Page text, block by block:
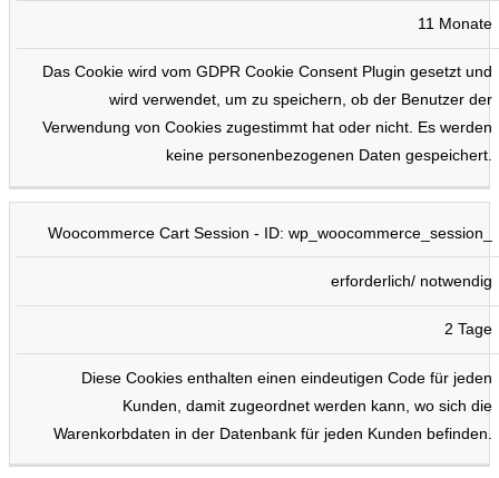
11 Monate
Das Cookie wird vom GDPR Cookie Consent Plugin gesetzt und
wird verwendet, um zu speichern, ob der Benutzer der
Verwendung von Cookies zugestimmt hat oder nicht. Es werden
keine personenbezogenen Daten gespeichert.
Woocommerce Cart Session - ID: wp_woocommerce_session_
erforderlich/ notwendig
2 Tage
Diese Cookies enthalten einen eindeutigen Code für jeden
Kunden, damit zugeordnet werden kann, wo sich die
Warenkorbdaten in der Datenbank für jeden Kunden befinden.